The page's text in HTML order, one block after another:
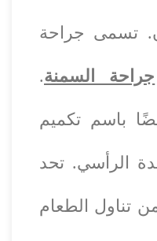
تسمى جراحة
جراحة السمنة.
باسم تكميم
الرأسي. تحد
تناول الطعام